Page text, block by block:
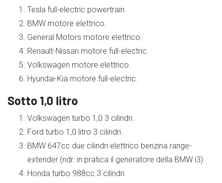
Tesla full-electric powertrain.
BMW motore elettrico.
General Motors motore elettrico.
Renault-Nissan motore full-electric.
Volkswagen motore elettrico.
Hyundai-Kia motore full-electric.
Sotto 1,0 litro
Volkswagen turbo 1,0 3 cilindri.
Ford turbo 1,0 litro 3 cilindri.
BMW 647cc due cilindri elettrico benzina range-
extender (ndr. in pratica il generatore della BMW i3)
Honda turbo 988cc 3 cilindri.